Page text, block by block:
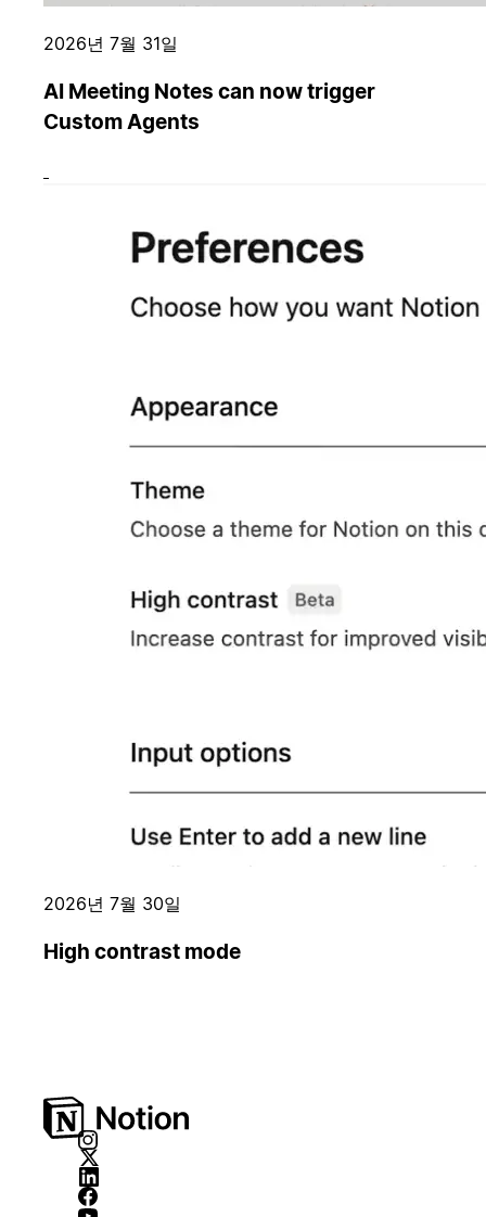
2026년 7월 31일
AI Meeting Notes can now trigger
Custom Agents
2026년 7월 30일
High contrast mode